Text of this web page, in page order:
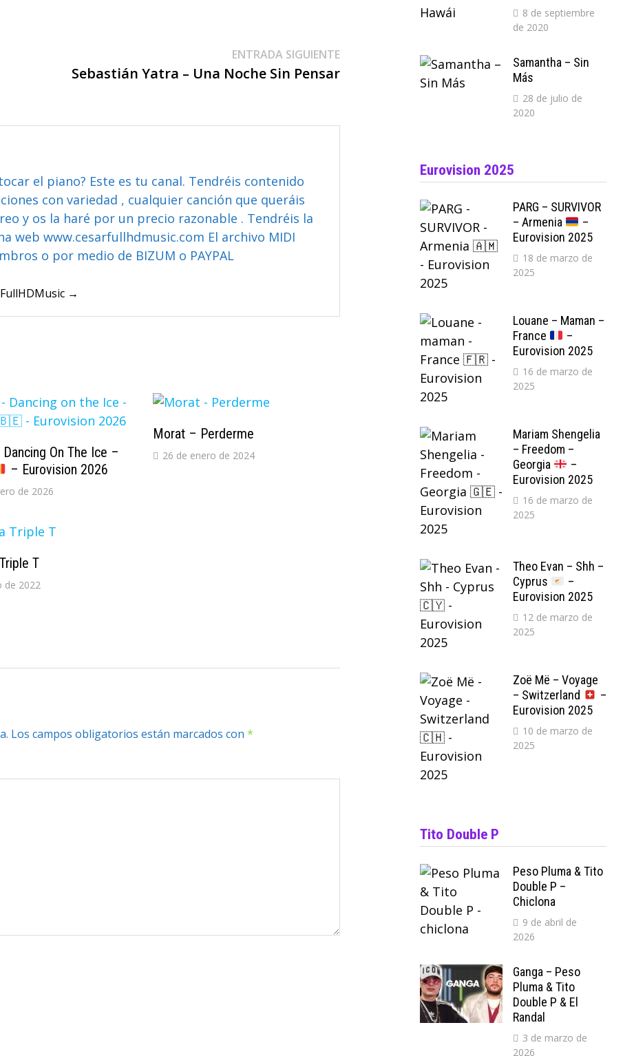
ENTRADA SIGUIENTEEntrada
siguiente:
Sebastián Yatra – Una Noche Sin Pensar
el piano? Este es tu canal. Tendréis contenido
con variedad , cualquier canción que queráis
y os la haré por un precio razonable . Tendréis la
web www.cesarfullhdmusic.com El archivo MIDI
o por medio de BIZUM o PAYPAL
→
Dancing On The Ice –
– Eurovision 2026
de 2026
Morat – Perderme
26 de enero de 2024
T
de 2022
Los campos obligatorios están marcados con*
8 de septiembre
de 2020
Samantha – Sin
Más
28 de julio de
2020
Eurovision 2025
PARG – SURVIVOR
– Armenia
–
Eurovision 2025
18 de marzo de
2025
Louane – Maman –
France
–
Eurovision 2025
16 de marzo de
2025
Mariam Shengelia
– Freedom –
Georgia
–
Eurovision 2025
16 de marzo de
2025
Theo Evan – Shh –
Cyprus
–
Eurovision 2025
12 de marzo de
2025
Zoë Më – Voyage
– Switzerland
–
Eurovision 2025
10 de marzo de
2025
Tito Double P
Peso Pluma & Tito
Double P –
Chiclona
9 de abril de
2026
Ganga – Peso
Pluma & Tito
Double P & El
Randal
3 de marzo de
2026